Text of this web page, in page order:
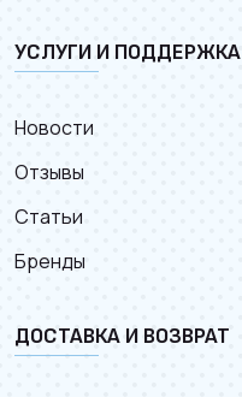
УСЛУГИ И ПОДДЕРЖКА
Новости
Отзывы
Статьи
Бренды
ДОСТАВКА И ВОЗВРАТ